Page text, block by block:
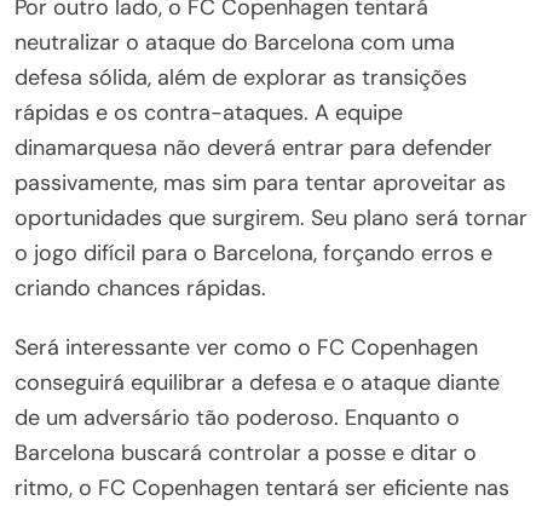
Por outro lado, o FC Copenhagen tentará
neutralizar o ataque do Barcelona com uma
defesa sólida, além de explorar as transições
rápidas e os contra-ataques. A equipe
dinamarquesa não deverá entrar para defender
passivamente, mas sim para tentar aproveitar as
oportunidades que surgirem. Seu plano será tornar
o jogo difícil para o Barcelona, forçando erros e
criando chances rápidas.
Será interessante ver como o FC Copenhagen
conseguirá equilibrar a defesa e o ataque diante
de um adversário tão poderoso. Enquanto o
Barcelona buscará controlar a posse e ditar o
ritmo, o FC Copenhagen tentará ser eficiente nas